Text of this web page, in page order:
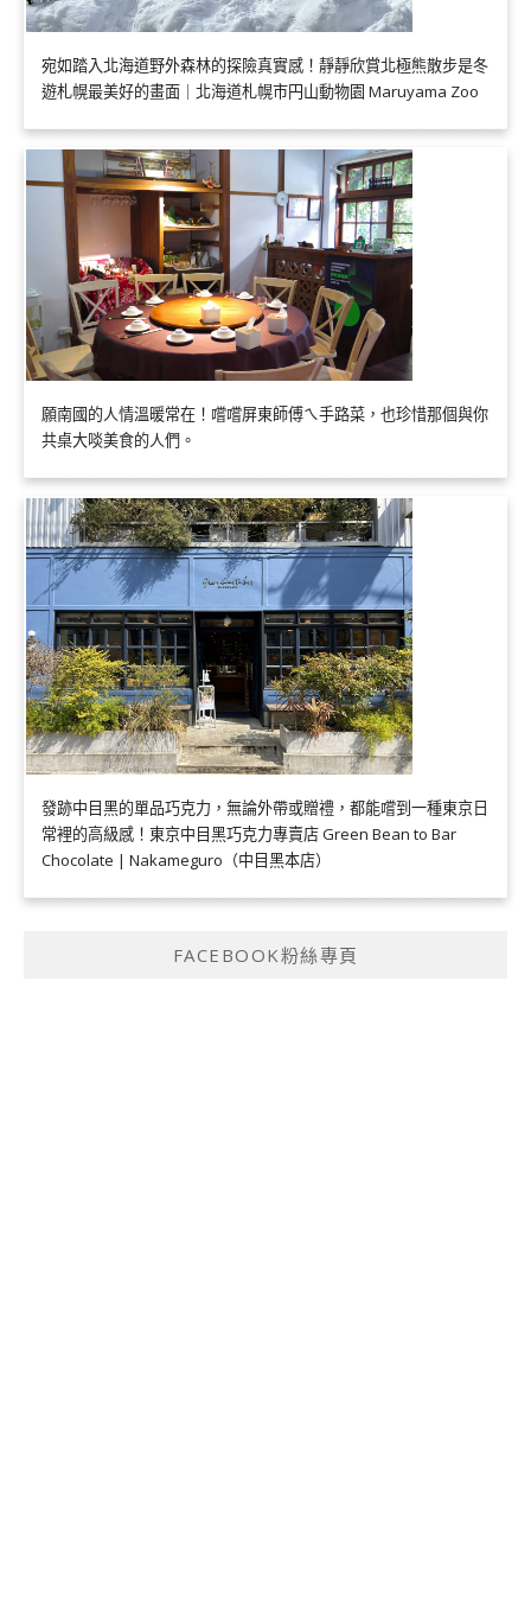
宛如踏入北海道野外森林的探險真實感！靜靜欣賞北極熊散步是冬
遊札幌最美好的畫面｜北海道札幌市円山動物園 Maruyama Zoo
願南國的人情溫暖常在！嚐嚐屏東師傅ㄟ手路菜，也珍惜那個與你
共桌大啖美食的人們。
發跡中目黑的單品巧克力，無論外帶或贈禮，都能嚐到一種東京日
常裡的高級感！東京中目黑巧克力專賣店 Green Bean to Bar
Chocolate | Nakameguro（中目黑本店）
FACEBOOK粉絲專頁